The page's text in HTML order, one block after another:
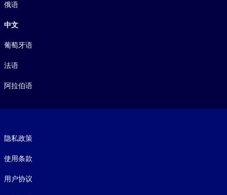
俄语
中文
葡萄牙语
法语
阿拉伯语
隐私政策
使用条款
用户协议